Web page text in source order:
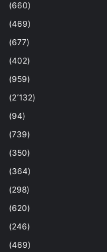
(660)
(469)
(677)
(402)
(959)
(2٬132)
(94)
(739)
(350)
(364)
(298)
(620)
(246)
(469)